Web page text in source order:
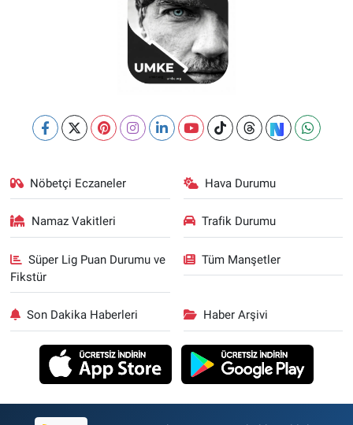
Nöbetçi Eczaneler Hava Durumu
Namaz Vakitleri Trafik Durumu
Süper Lig Puan Durumu ve
Fikstür
Tüm Manşetler
Son Dakika Haberleri Haber Arşivi